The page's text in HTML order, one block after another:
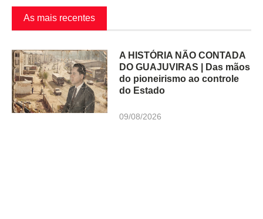
As mais recentes
A HISTÓRIA NÃO CONTADA
DO GUAJUVIRAS | Das mãos
do pioneirismo ao controle
do Estado
09/08/2026